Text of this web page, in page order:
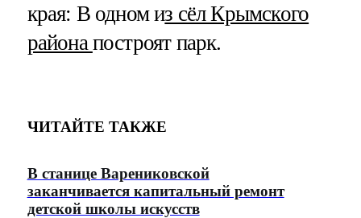
края: В одном из сёл Крымского
районапостроят парк.
ЧИТАЙТЕ ТАКЖЕ
В станице Варениковской
заканчивается капитальный ремонт
детской школы искусств